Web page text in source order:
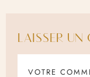
LAISSER